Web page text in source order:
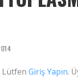
Lütfen Giriş Yapın.